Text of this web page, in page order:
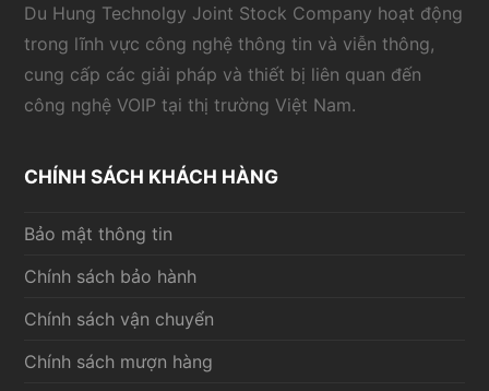
Du Hung Technolgy Joint Stock Company hoạt động
trong lĩnh vực công nghệ thông tin và viễn thông,
cung cấp các giải pháp và thiết bị liên quan đến
công nghệ VOIP tại thị trường Việt Nam.
CHÍNH SÁCH KHÁCH HÀNG
Bảo mật thông tin
Chính sách bảo hành
Chính sách vận chuyển
Chính sách mượn hàng